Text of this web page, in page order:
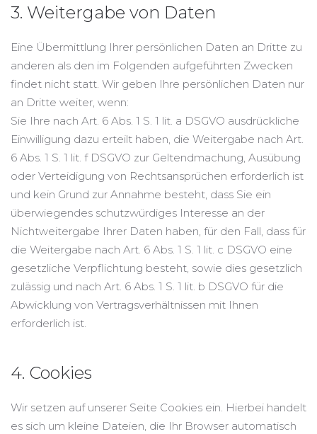
3. Weitergabe von Daten
Eine Übermittlung Ihrer persönlichen Daten an Dritte zu
anderen als den im Folgenden aufgeführten Zwecken
findet nicht statt. Wir geben Ihre persönlichen Daten nur
an Dritte weiter, wenn:
Sie Ihre nach Art. 6 Abs. 1 S. 1 lit. a DSGVO ausdrückliche
Einwilligung dazu erteilt haben, die Weitergabe nach Art.
6 Abs. 1 S. 1 lit. f DSGVO zur Geltendmachung, Ausübung
oder Verteidigung von Rechtsansprüchen erforderlich ist
und kein Grund zur Annahme besteht, dass Sie ein
überwiegendes schutzwürdiges Interesse an der
Nichtweitergabe Ihrer Daten haben, für den Fall, dass für
die Weitergabe nach Art. 6 Abs. 1 S. 1 lit. c DSGVO eine
gesetzliche Verpflichtung besteht, sowie dies gesetzlich
zulässig und nach Art. 6 Abs. 1 S. 1 lit. b DSGVO für die
Abwicklung von Vertragsverhältnissen mit Ihnen
erforderlich ist.
4. Cookies
Wir setzen auf unserer Seite Cookies ein. Hierbei handelt
es sich um kleine Dateien, die Ihr Browser automatisch